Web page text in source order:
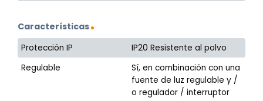
Características
Protección IP
IP20 Resistente al polvo
Regulable
Sí, en combinación con una
fuente de luz regulable y /
o regulador / interruptor